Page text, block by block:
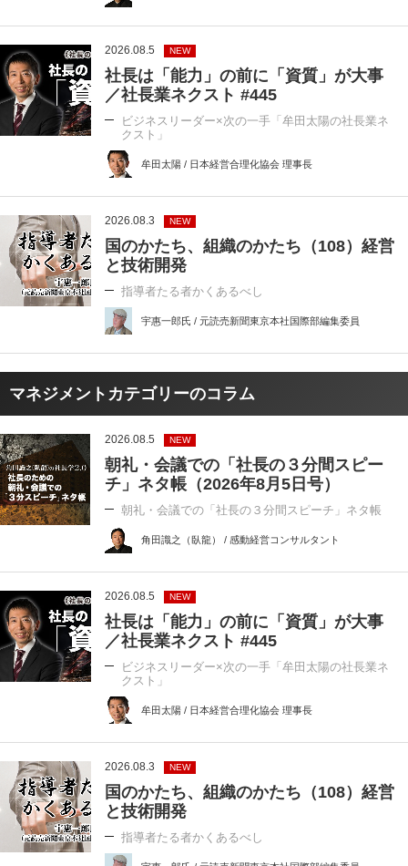
2026.08.5 NEW
社長は「能力」の前に「資質」が大事
／社長業ネクスト #445
ビジネスリーダー×次の一手「牟田太陽の社長業ネ
クスト」
牟田太陽 / 日本経営合理化協会 理事長
2026.08.3 NEW
国のかたち、組織のかたち（108）経営
と技術開発
指導者たる者かくあるべし
宇惠一郎氏 / 元読売新聞東京本社国際部編集委員
マネジメントカテゴリーのコラム
2026.08.5 NEW
朝礼・会議での「社長の３分間スピー
チ」ネタ帳（2026年8月5日号）
朝礼・会議での「社長の３分間スピーチ」ネタ帳
角田識之（臥龍） / 感動経営コンサルタント
2026.08.5 NEW
社長は「能力」の前に「資質」が大事
／社長業ネクスト #445
ビジネスリーダー×次の一手「牟田太陽の社長業ネ
クスト」
牟田太陽 / 日本経営合理化協会 理事長
2026.08.3 NEW
国のかたち、組織のかたち（108）経営
と技術開発
指導者たる者かくあるべし